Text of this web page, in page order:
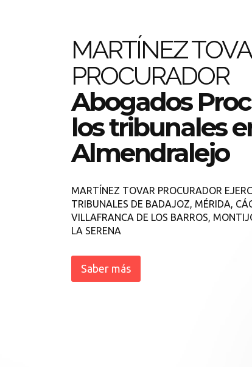
MARTÍNEZ
PROCURADOR
Abogados
los tribunales
Almendralejo
MARTÍNEZ TOVAR PROCURADOR
TRIBUNALES DE BADAJOZ, MÉRIDA,
VILLAFRANCA DE LOS BARROS,
LA SERENA
Saber más